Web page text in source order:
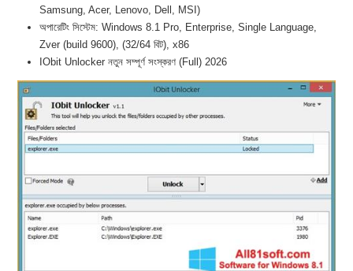
Samsung, Acer, Lenovo, Dell, MSI)
অপারেটিং সিস্টেম: Windows 8.1 Pro, Enterprise, Single Language,
Zver (build 9600), (32/64 বিট), x86
IObit Unlocker নতুন সম্পূর্ণ সংস্করণ (Full) 2026